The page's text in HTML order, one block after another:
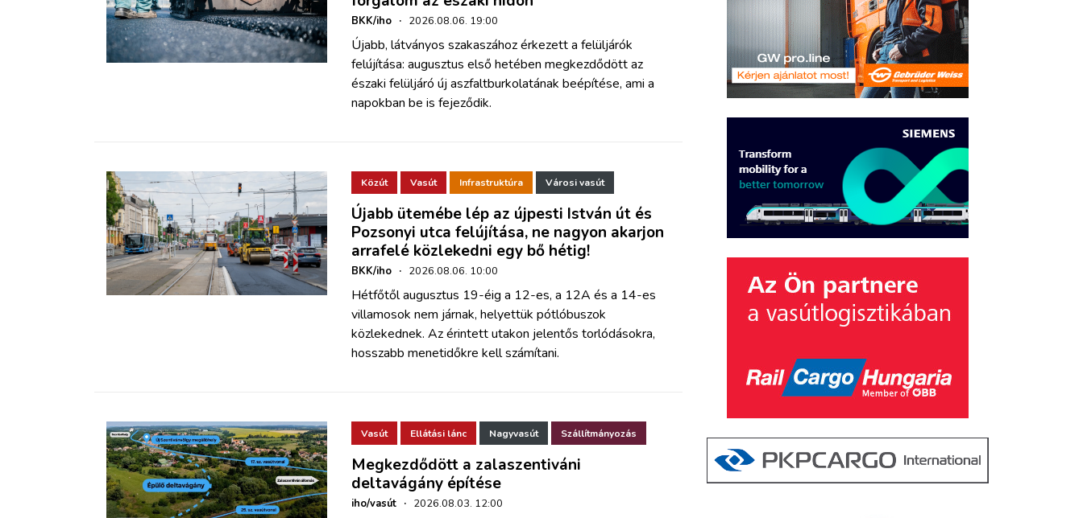
BKK/iho · 2026.08.06. 19:00
Újabb, látványos szakaszához érkezett a felüljárók
felújítása: augusztus első hetében megkezdődött az
északi felüljáró új aszfaltburkolatának beépítése, ami a
napokban be is fejeződik.
Közút Vasút Infrastruktúra Városi vasút
Újabb ütemébe lép az újpesti István út és
Pozsonyi utca felújítása, ne nagyon akarjon
arrafelé közlekedni egy bő hétig!
BKK/iho · 2026.08.06. 10:00
Hétfőtől augusztus 19-éig a 12-es, a 12A és a 14-es
villamosok nem járnak, helyettük pótlóbuszok
közlekednek. Az érintett utakon jelentős torlódásokra,
hosszabb menetidőkre kell számítani.
Vasút Ellátási lánc Nagyvasút Szállítmányozás
Megkezdődött a zalaszentiváni
deltavágány építése
iho/vasút · 2026.08.03. 12:00